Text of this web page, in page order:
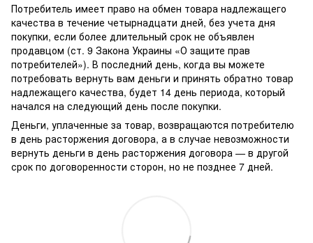
Потребитель имеет право на обмен товара надлежащего
качества в течение четырнадцати дней, без учета дня
покупки, если более длительный срок не объявлен
продавцом (ст. 9 Закона Украины «О защите прав
потребителей»). В последний день, когда вы можете
потребовать вернуть вам деньги и принять обратно товар
надлежащего качества, будет 14 день периода, который
начался на следующий день после покупки.
Деньги, уплаченные за товар, возвращаются потребителю
в день расторжения договора, а в случае невозможности
вернуть деньги в день расторжения договора — в другой
срок по договоренности сторон, но не позднее 7 дней.